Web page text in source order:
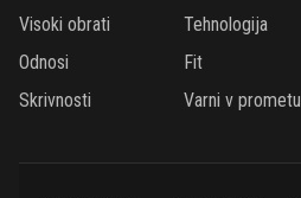
Visoki obrati
Tehnologija
Odnosi
Fit
Skrivnosti
Varni v prometu